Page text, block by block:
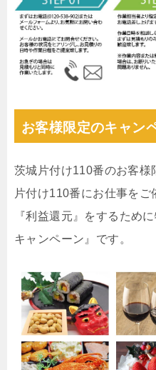
お客様限定のキャン
茨城片付け110番のお客様
片付け110番にお仕事をご
『利益還元』をするため
キャンペーン』です。